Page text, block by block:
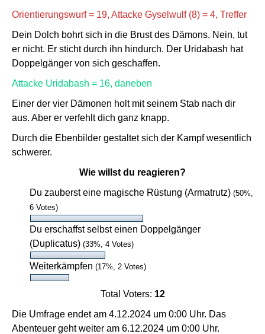
Orientierungswurf = 19, Attacke Gyselwulf (8) = 4, Treffer
Dein Dolch bohrt sich in die Brust des Dämons. Nein, tut
er nicht. Er sticht durch ihn hindurch. Der Uridabash hat
Doppelgänger von sich geschaffen.
Attacke Uridabash = 16, daneben
Einer der vier Dämonen holt mit seinem Stab nach dir
aus. Aber er verfehlt dich ganz knapp.
Durch die Ebenbilder gestaltet sich der Kampf wesentlich
schwerer.
Wie willst du reagieren?
Du zauberst eine magische Rüstung (Armatrutz) (50%,
6 Votes)
Du erschaffst selbst einen Doppelgänger
(Duplicatus) (33%, 4 Votes)
Weiterkämpfen (17%, 2 Votes)
Total Voters: 12
Die Umfrage endet am 4.12.2024 um 0:00 Uhr. Das
Abenteuer geht weiter am 6.12.2024 um 0:00 Uhr.